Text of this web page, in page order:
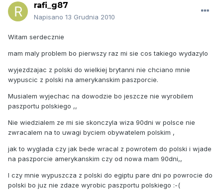
rafi_g87
Napisano 13 Grudnia 2010
Witam serdecznie
mam maly problem bo pierwszy raz mi sie cos takiego wydazylo
wyjezdzajac z polski do wielkiej brytanni nie chciano mnie
wypuscic z polski na amerykanskim paszporcie.
Musialem wyjechac na dowodzie bo jeszcze nie wyrobilem
paszportu polskiego ,,
Nie wiedzialem ze mi sie skonczyla wiza 90dni w polsce nie
zwracalem na to uwagi byciem obywatelem polskim ,
jak to wyglada czy jak bede wracal z powrotem do polski i wjade
na paszporcie amerykanskim czy od nowa mam 90dni,,
I czy mnie wypuszcza z polski do egiptu pare dni po powrocie do
polski bo juz nie zdaze wyrobic paszportu polskiego :-(